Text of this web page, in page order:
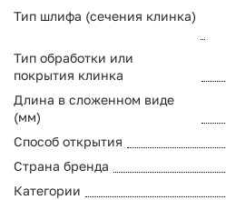
Тип шлифа (сечения клинка)
Тип обработки или
покрытия клинка
Длина в сложенном виде
(мм)
Способ открытия
Страна бренда
Категории